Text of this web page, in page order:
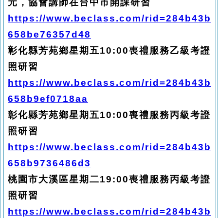
元，協會講師在台中市開課研習
https://www.beclass.com/rid=284b43b
658be76357d48
彰化縣芳苑鄉星期五10:00喪禮服務乙級考證
照研習
https://www.beclass.com/rid=284b43b
658b9ef0718aa
彰化縣芳苑鄉星期五10:00喪禮服務丙級考證
照研習
https://www.beclass.com/rid=284b43b
658b9736486d3
桃園市大溪區星期二19:00喪禮服務丙級考證
照研習
https://www.beclass.com/rid=284b43b